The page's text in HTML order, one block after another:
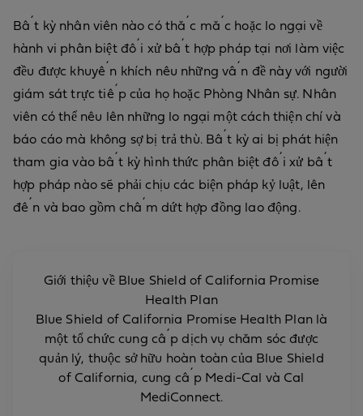
Bất kỳ nhân viên nào có thắc mắc hoặc lo ngại về
hành vi phân biệt đối xử bất hợp pháp tại nơi làm việc
đều được khuyến khích nêu những vấn đề này với người
giám sát trực tiếp của họ hoặc Phòng Nhân sự. Nhân
viên có thể nêu lên những lo ngại một cách thiện chí và
báo cáo mà không sợ bị trả thù. Bất kỳ ai bị phát hiện
tham gia vào bất kỳ hình thức phân biệt đối xử bất
hợp pháp nào sẽ phải chịu các biện pháp kỷ luật, lên
đến và bao gồm chấm dứt hợp đồng lao động.
Giới thiệu về Blue Shield of California Promise
Health Plan
Blue Shield of California Promise Health Plan là
một tổ chức cung cấp dịch vụ chăm sóc được
quản lý, thuộc sở hữu hoàn toàn của Blue Shield
of California, cung cấp Medi-Cal và Cal
MediConnect.